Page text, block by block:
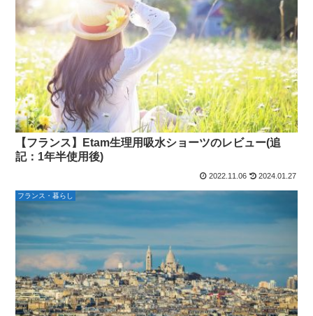
【フランス】Etam生理用吸水ショーツのレビュー(追
記：1年半使用後)
2022.11.06 2024.01.27
フランス・暮らし